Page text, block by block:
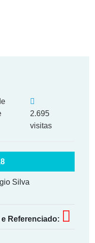
2.695
visitas
Silva Campanate